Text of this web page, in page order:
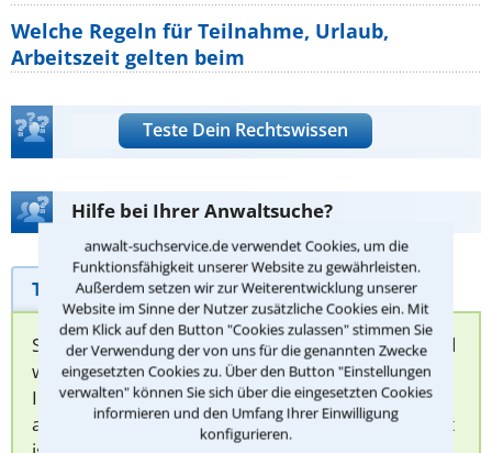
anwalt-suchservice.de verwendet Cookies, um die
Funktionsfähigkeit unserer Website zu gewährleisten.
Außerdem setzen wir zur Weiterentwicklung unserer
Website im Sinne der Nutzer zusätzliche Cookies ein. Mit
dem Klick auf den Button "Cookies zulassen" stimmen Sie
der Verwendung der von uns für die genannten Zwecke
eingesetzten Cookies zu. Über den Button "Einstellungen
verwalten" können Sie sich über die eingesetzten Cookies
informieren und den Umfang Ihrer Einwilligung
konfigurieren.
Welche Regeln für Teilnahme, Urlaub,
Arbeitszeit gelten beim
Teste Dein Rechtswissen
Hilfe bei Ihrer Anwaltsuche?
Telefonhilfe Beratungsanfrage
Sie können hier Ihren Fall schildern. Anschließend
werden sich spezialisierte Rechtsanwälte bei
Ihnen melden, um das weitere Vorgehen
abzuklären. Die Rückmeldung durch einen Anwalt